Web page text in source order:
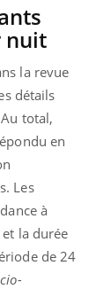
nuit
la revue
détails
total,
en
Les
à
la durée
de 24